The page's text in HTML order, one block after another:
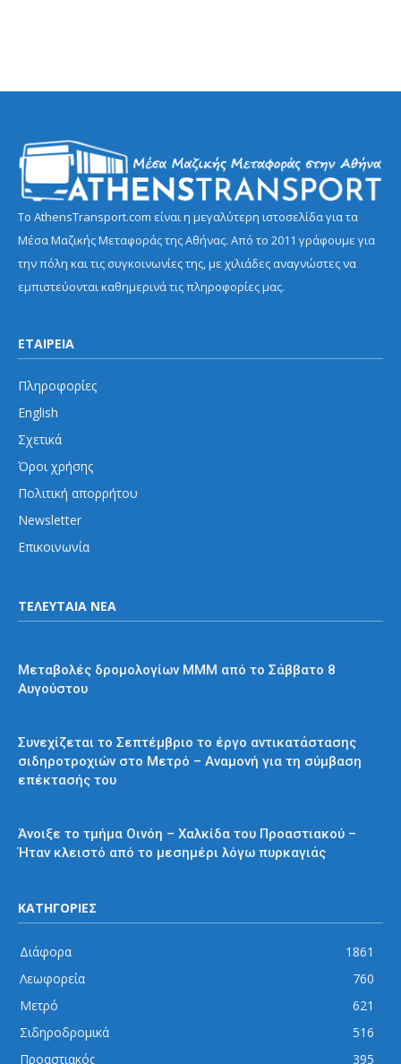
Το AthensTransport.com είναι η μεγαλύτερη ιστοσελίδα για τα
Μέσα Μαζικής Μεταφοράς της Αθήνας. Από το 2011 γράφουμε για
την πόλη και τις συγκοινωνίες της, με χιλιάδες αναγνώστες να
εμπιστεύονται καθημερινά τις πληροφορίες μας.
ΕΤΑΙΡΕΙΑ
Πληροφορίες
English
Σχετικά
Όροι χρήσης
Πολιτική απορρήτου
Newsletter
Επικοινωνία
ΤΕΛΕΥΤΑΙΑ ΝΕΑ
Μεταβολές δρομολογίων ΜΜΜ από το Σάββατο 8
Αυγούστου
Συνεχίζεται το Σεπτέμβριο το έργο αντικατάστασης
σιδηροτροχιών στο Μετρό – Αναμονή για τη σύμβαση
επέκτασής του
Άνοιξε το τμήμα Οινόη – Χαλκίδα του Προαστιακού –
Ήταν κλειστό από το μεσημέρι λόγω πυρκαγιάς
ΚΑΤΗΓΟΡΙΕΣ
Διάφορα
1861
Λεωφορεία
760
Μετρό
621
Σιδηροδρομικά
516
Προαστιακός
395